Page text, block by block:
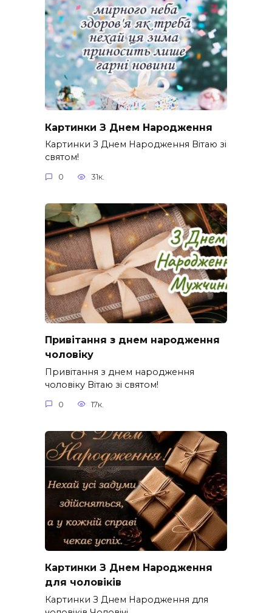
Картинки З Днем Народження
Картинки З Днем Народження Вітаю зі
святом!
0 31к.
Привітання з днем народження
чоловіку
Привітання з днем народження
чоловіку Вітаю зі святом!
0 17к.
Картинки З Днем Народження
для чоловіків​
Картинки З Днем Народження для